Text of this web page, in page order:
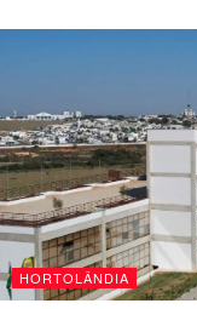
HORTOLÂNDIA